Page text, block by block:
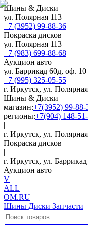
Шины & Диски
ул. Полярная 113
+7 (3952) 99-88-36
Покраска дисков
ул. Полярная 113
+7 (983) 699-88-68
Аукцион авто
ул. Баррикад 60д, оф. 10
+7 (995) 325-05-55
г. Иркутск, ул.
Шины & Диски
магазин:+7(3952) 99-88-
регионы:+7(904) 148-51-
|
г. Иркутск, ул.
Покраска дисков
|
г. Иркутск, ул.
Аукцион авто
V
ALL
OM.RU
Шины Диски Запчасти